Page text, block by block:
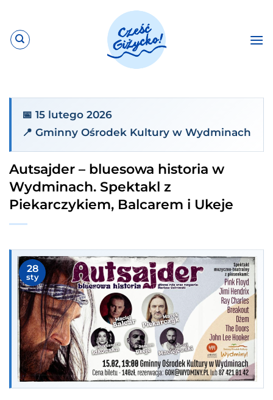
zawartości
📅 15 lutego 2026
📍 Gminny Ośrodek Kultury w Wydminach
Autsajder – bluesowa historia w
Wydminach. Spektakl z
Piekarczykiem, Balcarem i Ukeje
28
sty